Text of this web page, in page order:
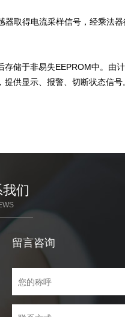
取得电流采样信号，经乘法
储于非易失EEPROM中。由
供显示、报警、切断状态信号
们
留言咨询